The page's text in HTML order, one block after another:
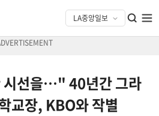
시선을…" 40년간 그라
교장, KBO와 작별